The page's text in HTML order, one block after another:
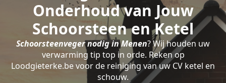
Onderhoud van Jouw
Schoorsteen en Ketel
Schoorsteenveger nodig in Menen? Wij houden uw
verwarming tip top in orde. Reken op
Loodgieterke.be voor de reiniging van uw CV ketel en
schouw.